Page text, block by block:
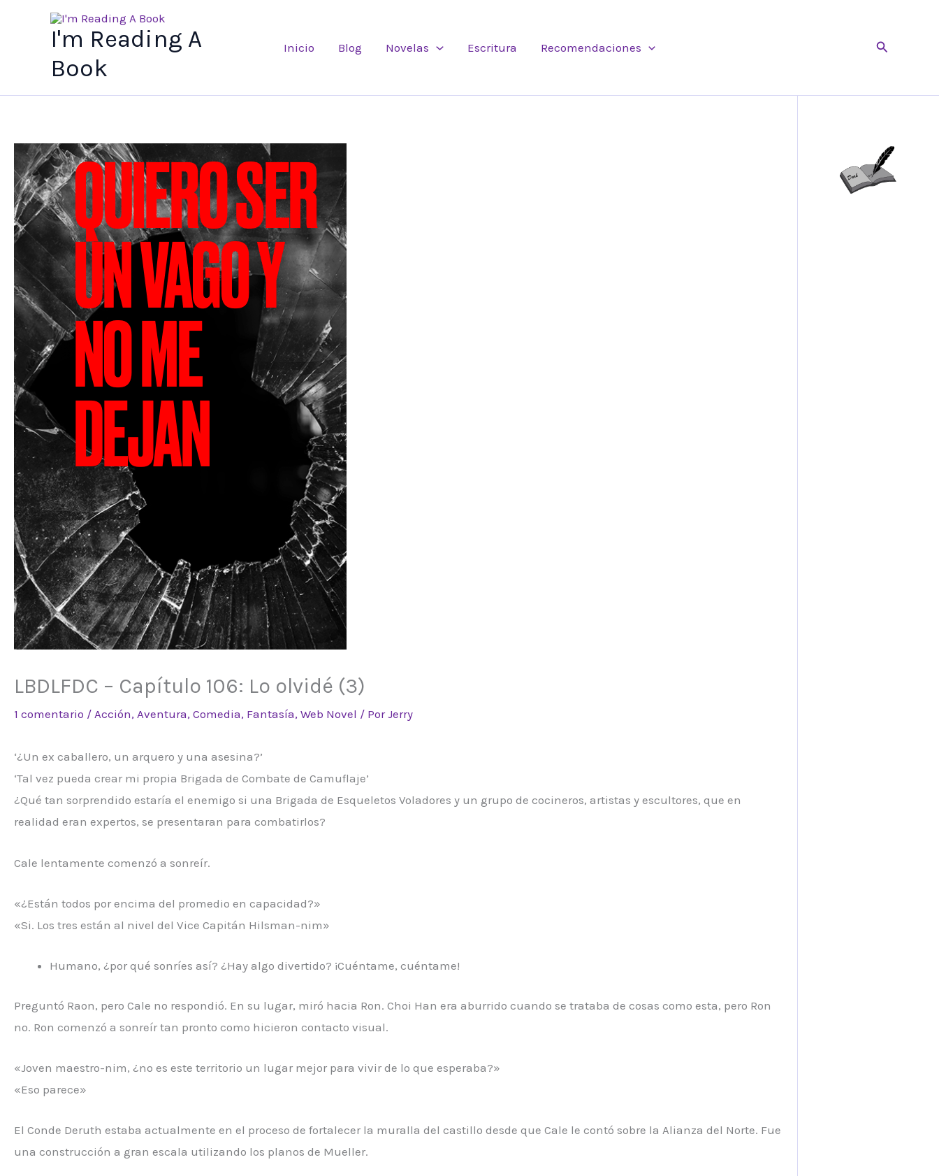
I'm Reading A
Book
Inicio Blog Novelas Escritura Recomendaciones Buscar
LBDLFDC – Capítulo 106: Lo olvidé (3)
1 comentario / Acción, Aventura, Comedia, Fantasía, Web Novel / PorJerry
‘¿Un ex caballero, un arquero y una asesina?’
‘Tal vez pueda crear mi propia Brigada de Combate de Camuflaje’
¿Qué tan sorprendido estaría el enemigo si una Brigada de Esqueletos Voladores y un grupo de cocineros, artistas y escultores, que en
realidad eran expertos, se presentaran para combatirlos?
Cale lentamente comenzó a sonreír.
«¿Están todos por encima del promedio en capacidad?»
«Si. Los tres están al nivel del Vice Capitán Hilsman-nim»
Humano, ¿por qué sonríes así? ¿Hay algo divertido? ¡Cuéntame, cuéntame!
Preguntó Raon, pero Cale no respondió. En su lugar, miró hacia Ron. Choi Han era aburrido cuando se trataba de cosas como esta, pero Ron
no. Ron comenzó a sonreír tan pronto como hicieron contacto visual.
«Joven maestro-nim, ¿no es este territorio un lugar mejor para vivir de lo que esperaba?»
«Eso parece»
El Conde Deruth estaba actualmente en el proceso de fortalecer la muralla del castillo desde que Cale le contó sobre la Alianza del Norte. Fue
una construcción a gran escala utilizando los planos de Mueller.